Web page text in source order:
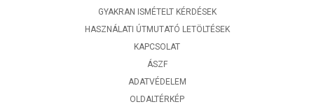
GYAKRAN ISMÉTELT KÉRDÉSEK
HASZNÁLATI ÚTMUTATÓ LETÖLTÉSEK
KAPCSOLAT
ÁSZF
ADATVÉDELEM
OLDALTÉRKÉP